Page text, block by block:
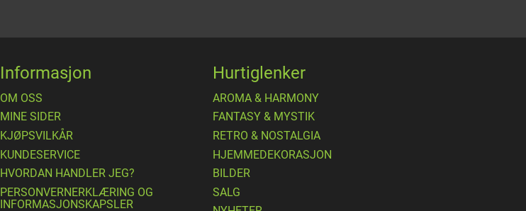
Informasjon
OM OSS
MINE SIDER
​KJØPSVILKÅR
KUNDESERVICE
HVORDAN HANDLER JEG?
PERSONVERNERKLÆRING OG
INFORMASJONSKAPSLER
Hurtiglenker
AROMA & HARMONY
FANTASY & MYSTIK
RETRO & NOSTALGIA
HJEMMEDEKORASJON
BILDER
SALG